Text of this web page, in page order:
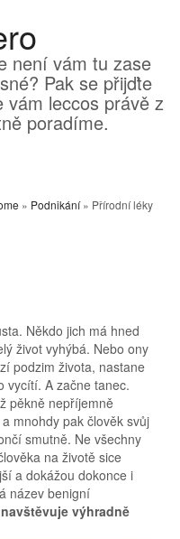
není vám tu zase
Pak se přijďte
vám leccos právě z
poradíme.
» Podnikání» Přírodní léky
Někdo jich má hned
život vyhýbá. Nebo ony
podzim života, nastane
vycítí. A začne tanec.
pěkně nepříjemně
mnohdy pak člověk svůj
smutně. Ne všechny
na životě sice
a dokážou dokonce i
název benigní
navštěvuje výhradně